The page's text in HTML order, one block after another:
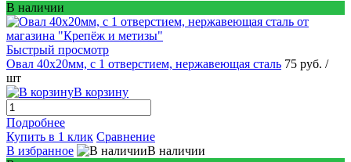
В наличии
Быстрый просмотр
Овал 40x20мм, c 1 отверстием, нержавеющая сталь 75 руб. /
шт
В корзину
Подробнее
Купить в 1 клик Сравнение
В избранное
В наличии